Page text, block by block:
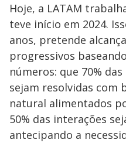
Hoje, a LATAM
teve início em 2024.
anos, pretende
progressivos
números: que 70%
sejam resolvidas com
natural alimentados
50% das interações
antecipando a